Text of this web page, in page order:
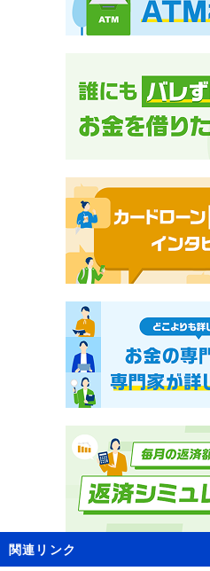
関連リンク